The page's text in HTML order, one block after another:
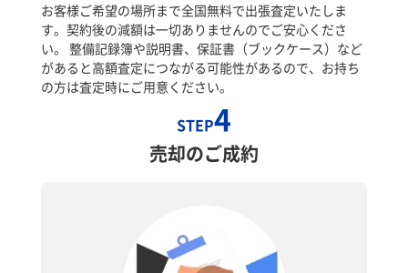
お客様ご希望の場所まで全国無料で出張査定いたしま
す。契約後の減額は一切ありませんのでご安心くださ
い。 整備記録簿や説明書、保証書（ブックケース）など
があると高額査定につながる可能性があるので、お持ち
の方は査定時にご用意ください。
STEP4
売却のご成約